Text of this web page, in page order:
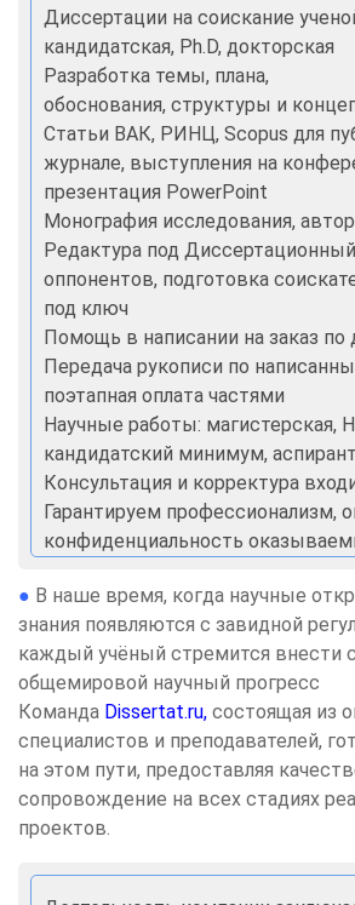
Диссертации на соискание
кандидатская, Ph.D, докторская
Разработка темы, плана,
обоснования, структуры и
Статьи ВАК, РИНЦ, Scopus для
журнале, выступления на
презентация PowerPoint
Монография исследования,
Редактура под
оппонентов, подготовка
под ключ
Помощь в написании на заказ по
Передача рукописи по
поэтапная оплата частями
Научные работы: магистерская,
кандидатский минимум,
Консультация и корректура
Гарантируем профессионализм,
конфиденциальность
● В наше время, когда научные
знания появляются с завидной
каждый учёный стремится внести
общемировой научный прогресс
Команда Dissertat.ru, состоящая из
специалистов и преподавателей,
на этом пути, предоставляя
сопровождение на всех стадиях
проектов.